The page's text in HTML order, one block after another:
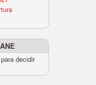
decidir